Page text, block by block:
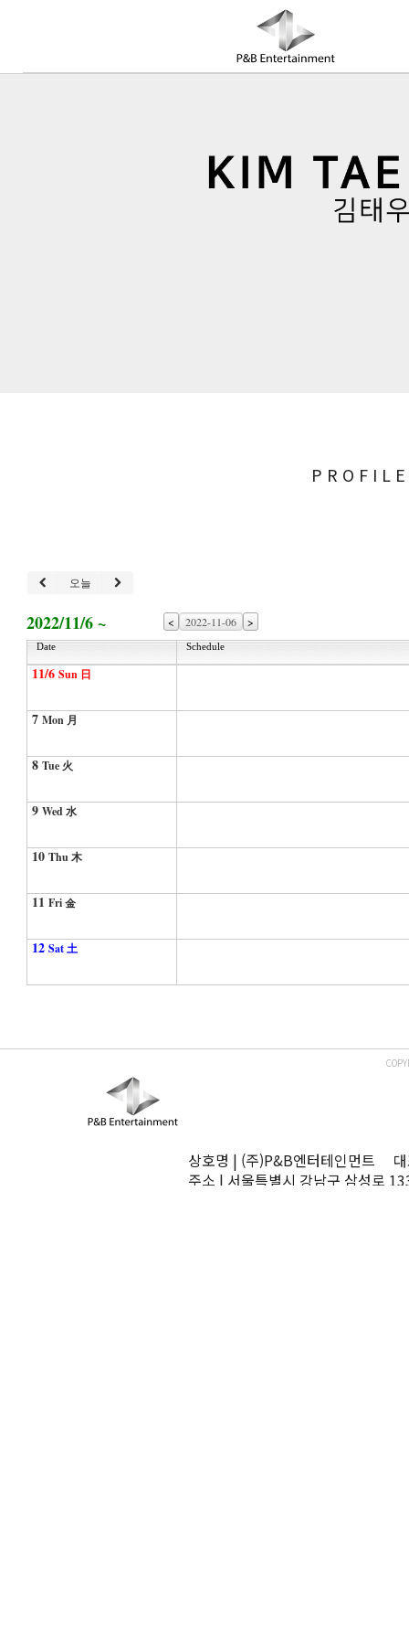
COMPANY
PROFILE
오늘
2022/11/6 ~ < >
Date Schedule
11/6 Sun 日
7 Mon 月
8 Tue 火
9 Wed 水
10 Thu 木
11 Fri 金
12 Sat 土
상호명 | (주)P&B엔터테인먼트
주소 | 서울특별시 강남구 삼성로